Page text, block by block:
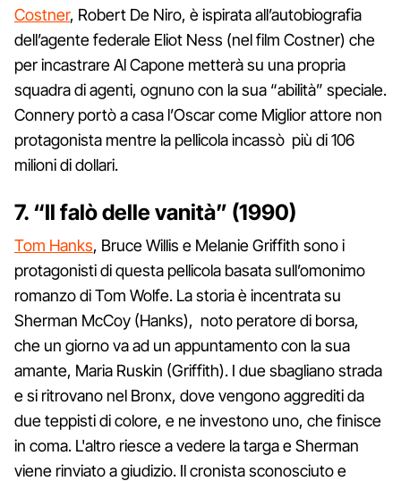
Costner, Robert De Niro, è ispirata all’autobiografia
dell’agente federale Eliot Ness (nel film Costner) che
per incastrare Al Capone metterà su una propria
squadra di agenti, ognuno con la sua “abilità” speciale.
Connery portò a casa l’Oscar come Miglior attore non
protagonista mentre la pellicola incassò più di 106
milioni di dollari.
7. “Il falò delle vanità” (1990)
Tom Hanks, Bruce Willis e Melanie Griffith sono i
protagonisti di questa pellicola basata sull’omonimo
romanzo di Tom Wolfe. La storia è incentrata su
Sherman McCoy (Hanks), noto peratore di borsa,
che un giorno va ad un appuntamento con la sua
amante, Maria Ruskin (Griffith). I due sbagliano strada
e si ritrovano nel Bronx, dove vengono aggrediti da
due teppisti di colore, e ne investono uno, che finisce
in coma. L'altro riesce a vedere la targa e Sherman
viene rinviato a giudizio. Il cronista sconosciuto e